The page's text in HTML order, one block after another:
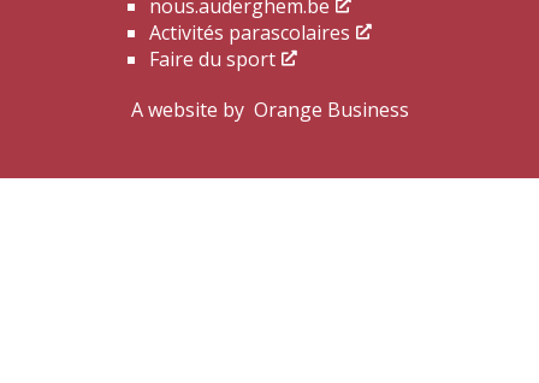
nous.auderghem.be
Activités parascolaires
Faire du sport
A website by Orange Business